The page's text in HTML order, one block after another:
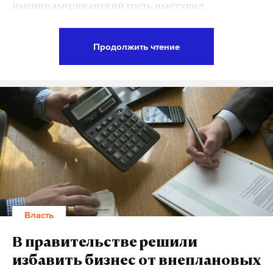
именно американский гость выступил
Россия может от них отказаться, если США
нанесут новый удар по Сирии.
«На сегодня никаких предпосылок для
улучшения отношений России и США нет. Сенат
США обсуждает новые секторальные санкции, а
Пентагон заявил о том, что он будет наносить
удары в Сирии независимо от позиции России. То
есть фактически под удар американских и
коалиционных сил ставятся наши военные
советники. Кроме того, от американцев сейчас
Продолжить чтение
Власть
В правительстве решили
избавить бизнес от внеплановых